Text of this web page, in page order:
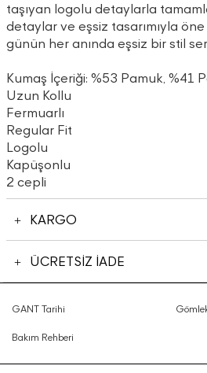
taşıyan logolu detaylarla
detaylar ve eşsiz tasarımıyla
günün her anında eşsiz bir stil
Kumaş İçeriği: %53 Pamuk, %41
Uzun Kollu
Fermuarlı
Regular Fit
Logolu
Kapüşonlu
2 cepli
KARGO
ÜCRETSİZ İADE
GANT Tarihi
Bakım Rehberi